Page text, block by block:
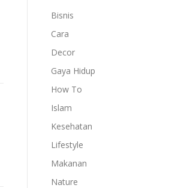
Bisnis
Cara
Decor
Gaya Hidup
How To
Islam
Kesehatan
Lifestyle
Makanan
Nature